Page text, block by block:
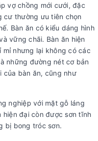
vợ chồng mới cưới, đặc
cư thường ưu tiên chọn
Bàn ăn có kiểu dáng hình
vững chãi. Bàn ăn hiện
nhưng lại không có các
những đường nét cơ bản
của bàn ăn, cũng như
nghiệp với mặt gỗ láng
hiện đại còn được sơn tĩnh
bị bong tróc sơn.